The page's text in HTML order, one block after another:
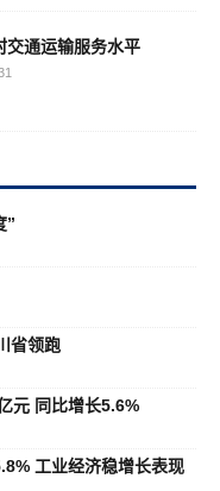
交通运输服务水平
”
省领跑
元 同比增长5.6%
工业经济稳增长表现